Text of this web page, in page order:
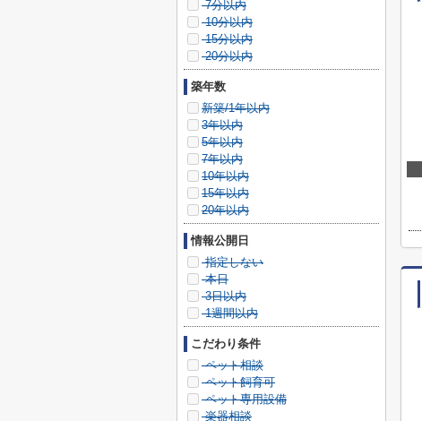
7分以内
10分以内
15分以内
20分以内
築年数
新築/1年以内
3年以内
5年以内
7年以内
10年以内
15年以内
20年以内
情報公開日
指定しない
本日
3日以内
1週間以内
こだわり条件
ペット相談
ペット飼育可
ペット専用設備
楽器相談